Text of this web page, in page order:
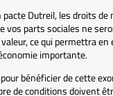
Dutreil, les droits
vos parts sociales ne
ce qui permettra
importante.
bénéficier de cette
de conditions doivent